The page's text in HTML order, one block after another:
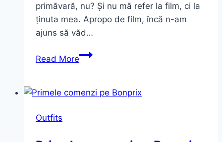
primăvară, nu? Și nu mă refer la film, ci la
ținuta mea. Apropo de film, încă n-am
ajuns să văd…
Read MoreMy
“shades
Outfits